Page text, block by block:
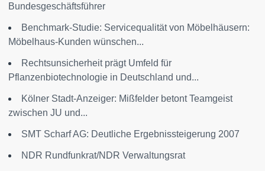
Bundesgeschäftsführer
Benchmark-Studie: Servicequalität von Möbelhäusern:
Möbelhaus-Kunden wünschen...
Rechtsunsicherheit prägt Umfeld für
Pflanzenbiotechnologie in Deutschland und...
Kölner Stadt-Anzeiger: Mißfelder betont Teamgeist
zwischen JU und...
SMT Scharf AG: Deutliche Ergebnissteigerung 2007
NDR Rundfunkrat/NDR Verwaltungsrat